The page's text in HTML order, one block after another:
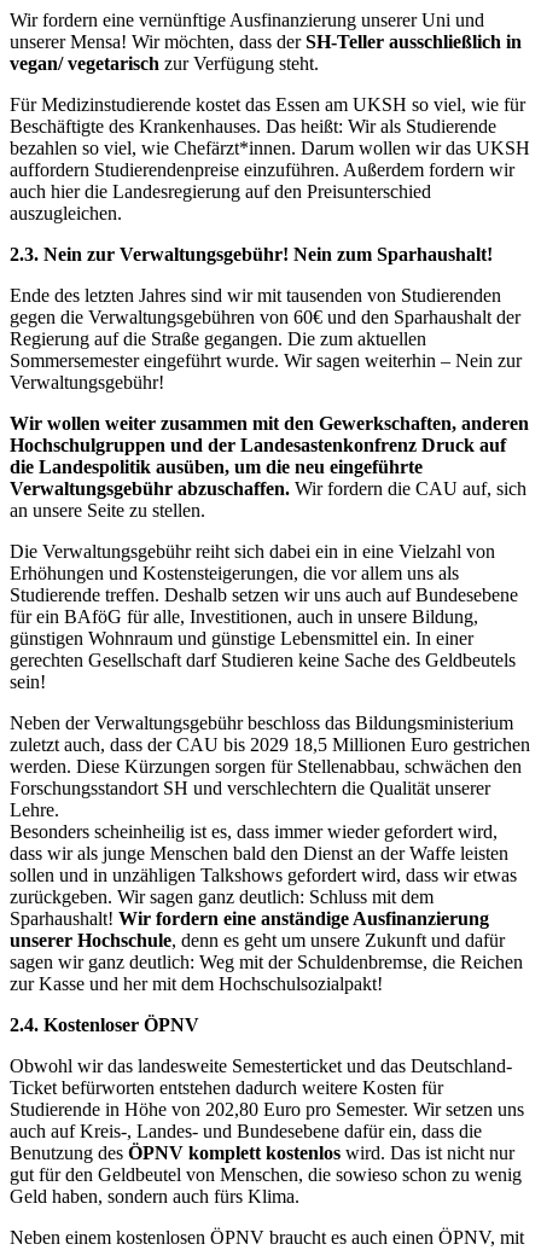
Wir fordern eine vernünftige Ausfinanzierung unserer Uni und
unserer Mensa! Wir möchten, dass derSH-Teller ausschließlich in
vegan/ vegetarisch zur Verfügung steht.
Für Medizinstudierende kostet das Essen am UKSH so viel, wie für
Beschäftigte des Krankenhauses. Das heißt: Wir als Studierende
bezahlen so viel, wie Chefärzt*innen. Darum wollen wir das UKSH
auffordern Studierendenpreise einzuführen. Außerdem fordern wir
auch hier die Landesregierung auf den Preisunterschied
auszugleichen.
2.3. Nein zur Verwaltungsgebühr! Nein zum Sparhaushalt!
Ende des letzten Jahres sind wir mit tausenden von Studierenden
gegen die Verwaltungsgebühren von 60€ und den Sparhaushalt der
Regierung auf die Straße gegangen. Die zum aktuellen
Sommersemester eingeführt wurde. Wir sagen weiterhin – Nein zur
Verwaltungsgebühr!
Wir wollen weiter zusammen mit den Gewerkschaften, anderen
Hochschulgruppen und der Landesastenkonfrenz Druck auf
die Landespolitik ausüben, um die neu eingeführte
Verwaltungsgebühr abzuschaffen. Wir fordern die CAU auf, sich
an unsere Seite zu stellen.
Die Verwaltungsgebühr reiht sich dabei ein in eine Vielzahl von
Erhöhungen und Kostensteigerungen, die vor allem uns als
Studierende treffen. Deshalb setzen wir uns auch auf Bundesebene
für ein BAföG für alle, Investitionen, auch in unsere Bildung,
günstigen Wohnraum und günstige Lebensmittel ein. In einer
gerechten Gesellschaft darf Studieren keine Sache des Geldbeutels
sein!
Neben der Verwaltungsgebühr beschloss das Bildungsministerium
zuletzt auch, dass der CAU bis 2029 18,5 Millionen Euro gestrichen
werden. Diese Kürzungen sorgen für Stellenabbau, schwächen den
Forschungsstandort SH und verschlechtern die Qualität unserer
Lehre.
Besonders scheinheilig ist es, dass immer wieder gefordert wird,
dass wir als junge Menschen bald den Dienst an der Waffe leisten
sollen und in unzähligen Talkshows gefordert wird, dass wir etwas
zurückgeben. Wir sagen ganz deutlich: Schluss mit dem
Sparhaushalt! Wir fordern eine anständige Ausfinanzierung
unserer Hochschule, denn es geht um unsere Zukunft und dafür
sagen wir ganz deutlich: Weg mit der Schuldenbremse, die Reichen
zur Kasse und her mit dem Hochschulsozialpakt!
2.4. Kostenloser ÖPNV
Obwohl wir das landesweite Semesterticket und das Deutschland-
Ticket befürworten entstehen dadurch weitere Kosten für
Studierende in Höhe von 202,80 Euro pro Semester. Wir setzen uns
auch auf Kreis-, Landes- und Bundesebene dafür ein, dass die
Benutzung des ÖPNV komplett kostenlos wird. Das ist nicht nur
gut für den Geldbeutel von Menschen, die sowieso schon zu wenig
Geld haben, sondern auch fürs Klima.
Neben einem kostenlosen ÖPNV braucht es auch einen ÖPNV, mit